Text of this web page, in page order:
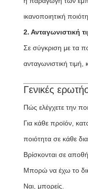
ικανοποιητική
2. Ανταγωνιστική
Σε σύγκριση με τα
ανταγωνιστική τιμή,
Γενικές
Πώς ελέγχετε την
Για κάθε προϊόν,
ποιότητα σε κάθε
Βρίσκονται σε
Μπορώ να έχω το
Ναι, μπορείς.